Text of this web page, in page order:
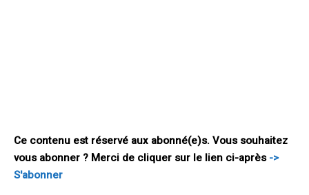
Ce contenu est réservé aux abonné(e)s. Vous souhaitez
vous abonner ? Merci de cliquer sur le lien ci-après->
S'abonner